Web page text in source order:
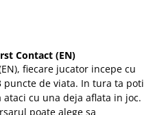
Contact (EN)
fiecare jucator incepe cu
de viata. In tura ta poti
cu una deja aflata in joc.
poate alege sa